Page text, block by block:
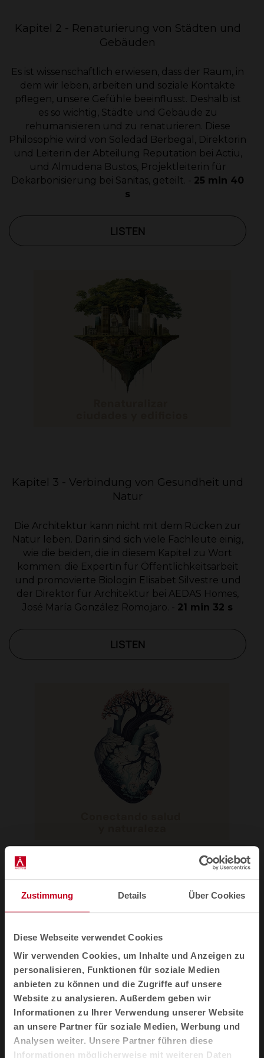
Zustimmung Details Über Cookies
Diese Webseite verwendet Cookies
Wir verwenden Cookies, um Inhalte und Anzeigen zu
personalisieren, Funktionen für soziale Medien
anbieten zu können und die Zugriffe auf unsere
Website zu analysieren. Außerdem geben wir
Informationen zu Ihrer Verwendung unserer Website
an unsere Partner für soziale Medien, Werbung und
Analysen weiter. Unsere Partner führen diese
Informationen möglicherweise mit weiteren Daten
Kapitel 2 - Renaturierung von Städten und
Gebäuden
Es ist wissenschaftlich erwiesen, dass der Raum, in
dem wir leben, arbeiten und soziale Kontakte
pflegen, unsere Gefühle beeinflusst. Deshalb ist
es so wichtig, Städte und Gebäude zu
rehumanisieren und zu renaturieren. Diese
Philosophie wird von Soledad Berbegal, Direktorin
und Leiterin der Abteilung Reputation bei Actiu,
und Almudena Bustos, Projektleiterin für
Dekarbonisierung bei Sanitas, geteilt. - 25 min 40
s
LISTEN
Kapitel 3 - Verbindung von Gesundheit und
Natur
Die Architektur kann nicht mit dem Rücken zur
Natur leben. Darin sind sich viele Fachleute einig,
wie die beiden, die in diesem Kapitel zu Wort
kommen: die Expertin für Öffentlichkeitsarbeit
und promovierte Biologin Elisabet Silvestre und
der Direktor für Architektur bei AEDAS Homes,
José María González Romojaro. - 21 min 32 s
LISTEN
Kapitel 4 - Natürliches Licht zur Pflege des
Anhand wissenschaftlicher Methoden erörtern
die Doktoranden Ignacio Acosta und Samuel
Domínguez von der Gruppe Architektur,
Kulturerbe und Nachhaltigkeit: Akustik,
Beleuchtung, Optik und Energie der Universität
Sevilla die Bedeutung des Lichts für Gesundheit
und Wohlbefinden. -25 min 58 s